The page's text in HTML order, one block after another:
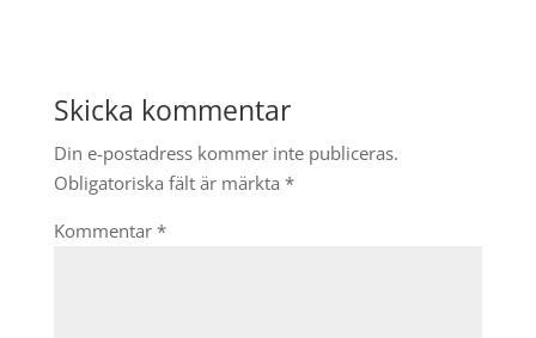
Skicka kommentar
Din e-postadress kommer inte publiceras.
Obligatoriska fält är märkta *
Kommentar *